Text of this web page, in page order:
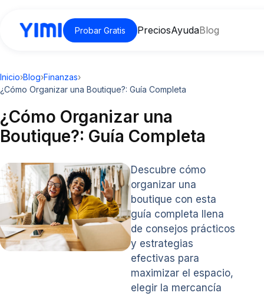
Probar Gratis PreciosAyudaBlog
Inicio›Blog›Finanzas›
¿Cómo Organizar una Boutique?: Guía Completa
¿Cómo Organizar una
Boutique?: Guía Completa
Descubre cómo
organizar una
boutique con esta
guía completa llena
de consejos prácticos
y estrategias
efectivas para
maximizar el espacio,
elegir la mercancía